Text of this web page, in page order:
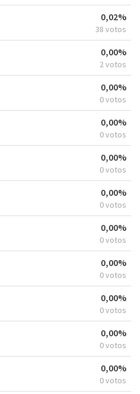
0,02%
38 votos
0,00%
2 votos
0,00%
0 votos
0,00%
0 votos
0,00%
0 votos
0,00%
0 votos
0,00%
0 votos
0,00%
0 votos
0,00%
0 votos
0,00%
0 votos
0,00%
0 votos